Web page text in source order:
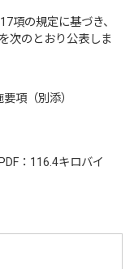
項の規定に基づき、
次のとおり公表しま
項（別添）
PDF：116.4キロバイ